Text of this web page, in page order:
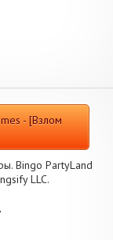
- [Взлом
Bingo PartyLand
LLC.